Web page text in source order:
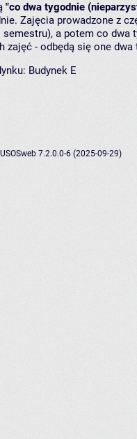
"co dwa tygodnie
Zajęcia prowadzone z
a potem co
zajęć - odbędą się one
Budynek E
USOSweb 7.2.0.0-6 (2025-09-29)